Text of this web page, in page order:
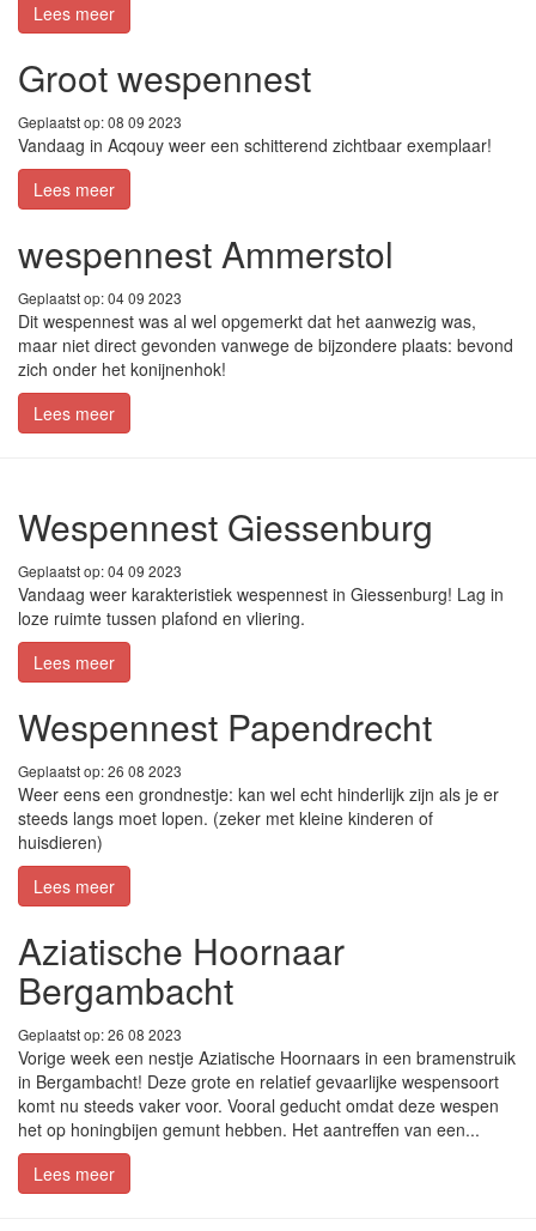
Lees meer
Groot wespennest
Geplaatst op: 08 09 2023
Vandaag in Acqouy weer een schitterend zichtbaar exemplaar!
Lees meer
wespennest Ammerstol
Geplaatst op: 04 09 2023
Dit wespennest was al wel opgemerkt dat het aanwezig was,
maar niet direct gevonden vanwege de bijzondere plaats: bevond
zich onder het konijnenhok!
Lees meer
Wespennest Giessenburg
Geplaatst op: 04 09 2023
Vandaag weer karakteristiek wespennest in Giessenburg! Lag in
loze ruimte tussen plafond en vliering.
Lees meer
Wespennest Papendrecht
Geplaatst op: 26 08 2023
Weer eens een grondnestje: kan wel echt hinderlijk zijn als je er
steeds langs moet lopen. (zeker met kleine kinderen of
huisdieren)
Lees meer
Aziatische Hoornaar
Bergambacht
Geplaatst op: 26 08 2023
Vorige week een nestje Aziatische Hoornaars in een bramenstruik
in Bergambacht! Deze grote en relatief gevaarlijke wespensoort
komt nu steeds vaker voor. Vooral geducht omdat deze wespen
het op honingbijen gemunt hebben. Het aantreffen van een...
Lees meer